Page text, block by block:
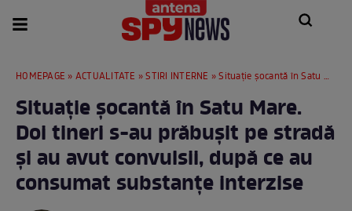
HOMEPAGE » ACTUALITATE »STIRI INTERNE » Situație șocantă în Satu Mare. Doi tineri s-au prăbușit pe stradă și au avut convulsii, după ce au consumat substanțe interzise
Situație șocantă în Satu Mare.
Doi tineri s-au prăbușit pe stradă
și au avut convulsii, după ce au
consumat substanțe interzise